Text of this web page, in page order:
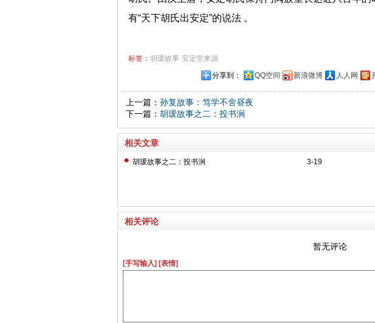
有“天下胡氏出安定”的说法 。
标签： 胡瑗故事 安定堂来源
分享到：
QQ空间 新浪微博 人人网
上一篇： 孙复故事：笃学不舍昼夜
下一篇： 胡瑗故事之二：投书涧
相关文章
3-19
胡瑗故事之二：投书涧
相关评论
暂无评论
[手写输入] [表情]